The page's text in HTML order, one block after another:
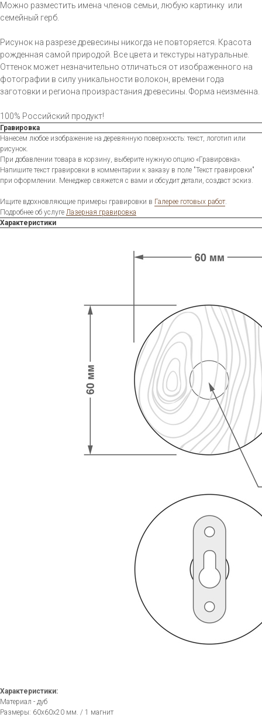
Можно разместить имена членов семьи, любую картинку или
семейный герб.
Рисунок на разрезе древесины никогда не повторяется. Красота
рожденная самой природой. Все цвета и текстуры натуральные.
Оттенок может незначительно отличаться от изображенного на
фотографии в силу уникальности волокон, времени года
заготовки и региона произрастания древесины. Форма неизменна.
100% Российский продукт!
Гравировка
Нанесем любое изображение на деревянную поверхность: текст, логотип или
рисунок.
При добавлении товара в корзину, выберите нужную опцию «Гравировка».
Напишите текст гравировки в комментарии к заказу в поле "Текст гравировки"
при оформлении. Менеджер свяжется с вами и обсудит детали, создаст эскиз.
Ищите вдохновляющие примеры гравировки в Галерее готовых работ.
Подробнее об услуге Лазерная гравировка
Характеристики
Характеристики:
Материал - дуб
Размеры: 60х60х20 мм. / 1 магнит